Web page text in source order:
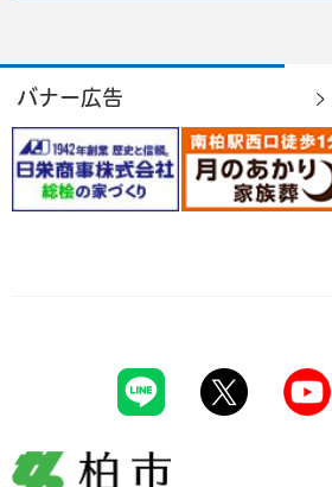
バナー広告
柏市